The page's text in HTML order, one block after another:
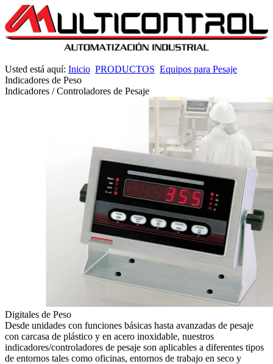
Usted está aquí: Inicio PRODUCTOS Equipos para Pesaje
Indicadores de Peso
Indicadores / Controladores de Pesaje
Digitales de Peso
Desde unidades con funciones básicas hasta avanzadas de pesaje
con carcasa de plástico y en acero inoxidable, nuestros
indicadores/controladores de pesaje son aplicables a diferentes tipos
de entornos tales como oficinas, entornos de trabajo en seco y